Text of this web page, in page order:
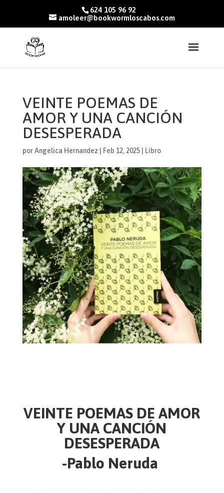
624 105 96 92
amoleer@bookwormloscabos.com
VEINTE POEMAS DE
AMOR Y UNA CANCIÓN
DESESPERADA
porAngelica Hernandez| Feb 12, 2025| Libro
VEINTE POEMAS DE AMOR
Y UNA CANCIÓN
DESESPERADA
-Pablo Neruda